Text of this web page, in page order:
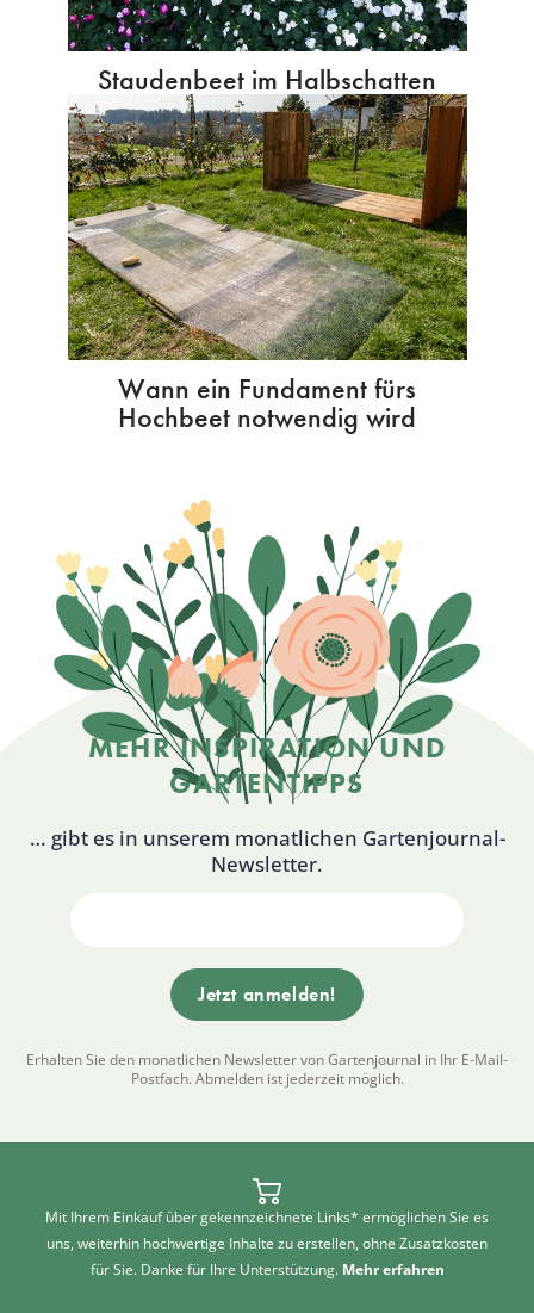
Staudenbeet im Halbschatten
Wann ein Fundament fürs
Hochbeet notwendig wird
MEHR INSPIRATION UND
GARTENTIPPS
… gibt es in unserem monatlichen Gartenjournal-
Newsletter.
Erhalten Sie den monatlichen Newsletter von Gartenjournal in Ihr E-Mail-
Postfach. Abmelden ist jederzeit möglich.
Mit Ihrem Einkauf über gekennzeichnete Links* ermöglichen Sie es
uns, weiterhin hochwertige Inhalte zu erstellen, ohne Zusatzkosten
für Sie. Danke für Ihre Unterstützung. Mehr erfahren